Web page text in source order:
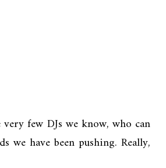
few DJs we know, who can
we have been pushing. Really,